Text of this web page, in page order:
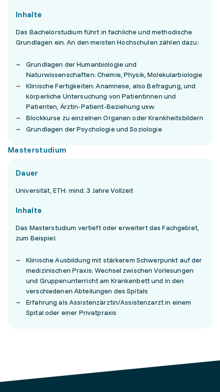
Inhalte
Das Bachelorstudium führt in fachliche und methodische
Grundlagen ein. An den meisten Hochschulen zählen dazu:
Grundlagen der Humanbiologie und
Naturwissenschaften: Chemie, Physik, Molekularbiologie
Klinische Fertigkeiten: Anamnese, also Befragung, und
körperliche Untersuchung von Patientinnen und
Patienten, Ärztin-Patient-Beziehung usw.
Blockkurse zu einzelnen Organen oder Krankheitsbildern
Grundlagen der Psychologie und Soziologie
Masterstudium
Dauer
Universität, ETH: mind. 3 Jahre Vollzeit
Inhalte
Das Masterstudium vertieft oder erweitert das Fachgebiet,
zum Beispiel:
Klinische Ausbildung mit stärkerem Schwerpunkt auf der
medizinischen Praxis: Wechsel zwischen Vorlesungen
und Gruppenunterricht am Krankenbett und in den
verschiedenen Abteilungen des Spitals
Erfahrung als Assistenzärztin/Assistenzarzt in einem
Spital oder einer Privatpraxis